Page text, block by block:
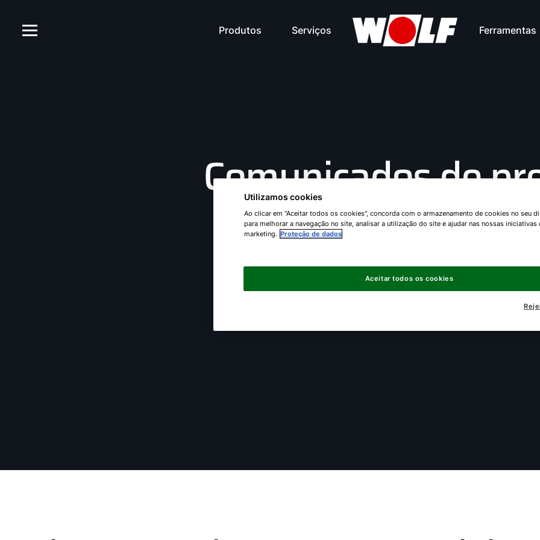
Produtos Serviços Ferramentas
Comunicados de
Mayo 2024
Utilizamos cookies
Ao clicar em "Aceitar todos os cookies", concorda com o armazenamento de cookies no seu
para melhorar a navegação no site, analisar a utilização do site e ajudar nas nossas iniciativas
marketing. Proteção de dados
Aceitar todos os cookies